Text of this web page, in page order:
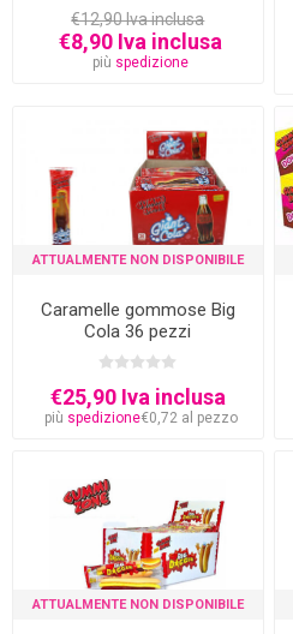
€12,90 Iva inclusa
€8,90 Iva inclusa
più spedizione
ATTUALMENTE NON DISPONIBILE
Caramelle gommose Big
Cola 36 pezzi
€25,90 Iva inclusa
più spedizione€0,72 al pezzo
ATTUALMENTE NON DISPONIBILE